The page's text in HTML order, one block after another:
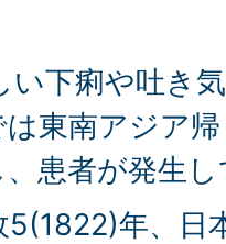
下痢や吐き
東南アジア
患者が発生
年、日